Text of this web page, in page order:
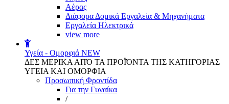
Αέρας
Διάφορα Δομικά Εργαλεία & Μηχανήματα
Εργαλεία Ηλεκτρικά
view more
Υγεία - Ομορφιά NEW
ΔΕΣ ΜΕΡΙΚΑ ΑΠΌ ΤΑ ΠΡΟΪΌΝΤΑ ΤΗΣ ΚΑΤΗΓΟΡΙΑΣ
ΥΓΕΙΑ ΚΑΙ ΟΜΟΡΦΙΑ
Προσωπική Φροντίδα
Για την Γυναίκα
/